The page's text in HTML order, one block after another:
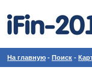
На главную - Поиск -